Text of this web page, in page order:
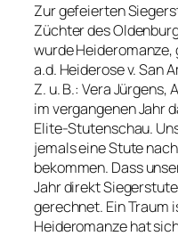
Zur gefeierten
Züchter des
wurde Heideromanze,
a.d. Heiderose v. San
Z. u. B.: Vera Jürgens,
im vergangenen Jahr
Elite-Stutenschau.
jemals eine Stute
bekommen. Dass
Jahr direkt
gerechnet. Ein Traum
Heideromanze hat